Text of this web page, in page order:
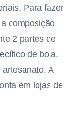
Para fazer
composição
2 partes de
de bola.
A
em lojas de